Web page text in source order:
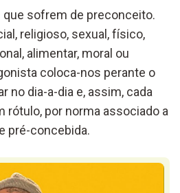
que sofrem de preconceito.
religioso, sexual, físico,
alimentar, moral ou
coloca-nos perante o
no dia-a-dia e, assim, cada
rótulo, por norma associado a
pré-concebida.